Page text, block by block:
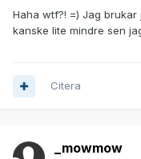
Haha wtf?! =) Jag
kanske lite mindre sen
Citera
_mowmow